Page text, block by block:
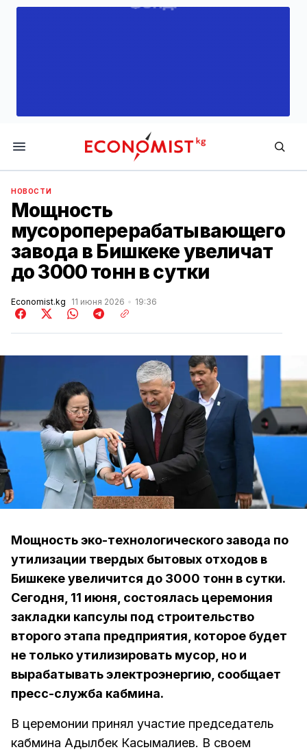
Economist.kg
НОВОСТИ
Мощность
мусороперерабатывающего
завода в Бишкеке увеличат
до 3000 тонн в сутки
Economist.kg 11 июня 2026 19:36
Мощность эко-технологического завода по
утилизации твердых бытовых отходов в
Бишкеке увеличится до 3000 тонн в сутки.
Сегодня, 11 июня, состоялась церемония
закладки капсулы под строительство
второго этапа предприятия, которое будет
не только утилизировать мусор, но и
вырабатывать электроэнергию, сообщает
пресс-служба кабмина.
В церемонии принял участие председатель
кабмина Адылбек Касымалиев. В своем